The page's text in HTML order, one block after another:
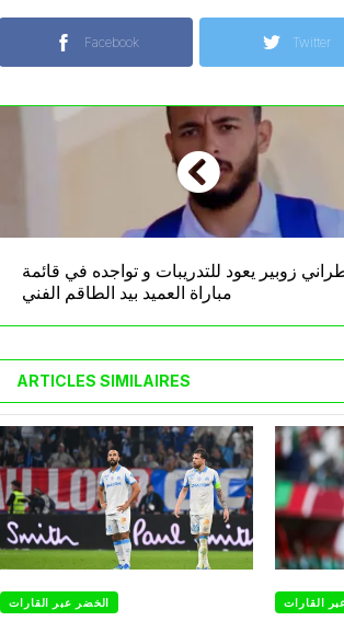
Facebook Twitter
زوبير يعود للتدريبات و تواجده في قائمة
مباراة العميد بيد الطاقم الفني
ARTICLES SIMILAIRES
الخضر عبر القارات القارات